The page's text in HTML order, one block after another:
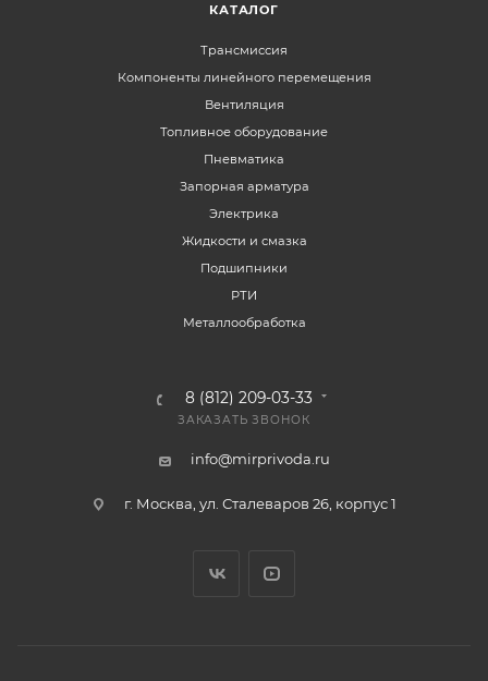
КАТАЛОГ
Трансмиссия
Компоненты линейного перемещения
Вентиляция
Топливное оборудование
Пневматика
Запорная арматура
Электрика
Жидкости и смазка
Подшипники
РТИ
Металлообработка
8 (812) 209-03-33
ЗАКАЗАТЬ ЗВОНОК
info@mirprivoda.ru
г. Москва, ул. Сталеваров 26, корпус 1